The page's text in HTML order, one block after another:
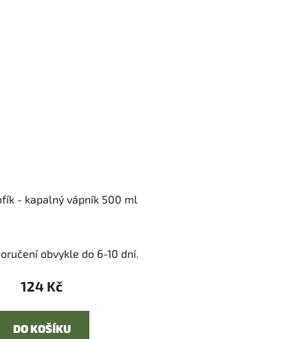
- kapalný vápník 500 ml
obvykle do 6-10 dní.
124 Kč
DO KOŠÍKU